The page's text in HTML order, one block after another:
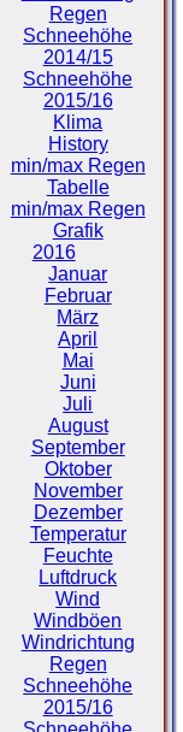
Regen
Schneehöhe
2014/15
Schneehöhe
2015/16
Klima
History
min/max Regen
Tabelle
min/max Regen
Grafik
2016
Januar
Februar
März
April
Mai
Juni
Juli
August
September
Oktober
November
Dezember
Temperatur
Feuchte
Luftdruck
Wind
Windböen
Windrichtung
Regen
Schneehöhe
2015/16